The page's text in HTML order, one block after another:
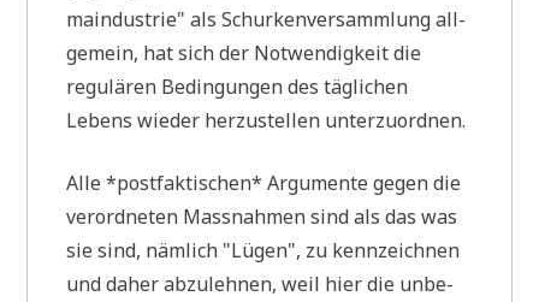
ma­in­du­strie" als Schur­ken­ver­samm­lung all­
ge­mein, hat sich der Not­wen­dig­keit die
regu­lä­ren Bedin­gun­gen des täg­li­chen
Lebens wie­der her­zu­stel­len unterzuordnen.
Alle *post­fak­ti­schen* Argu­men­te gegen die
ver­ord­ne­ten Mass­nah­men sind als das was
sie sind, näm­lich "Lügen", zu kenn­zeich­nen
und daher abzu­leh­nen, weil hier die unbe­